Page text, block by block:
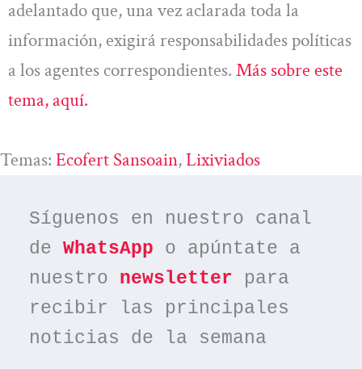
adelantado que, una vez aclarada toda la
información, exigirá responsabilidades políticas
a los agentes correspondientes. Más sobre este
tema, aquí.
Temas: Ecofert Sansoain, Lixiviados
Síguenos en nuestro canal
de WhatsApp o apúntate a
nuestro newsletter para
recibir las principales
noticias de la semana